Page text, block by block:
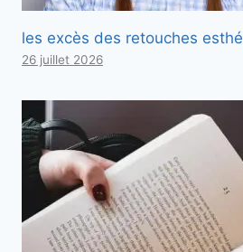
les excès des retouches
26 juillet 2026